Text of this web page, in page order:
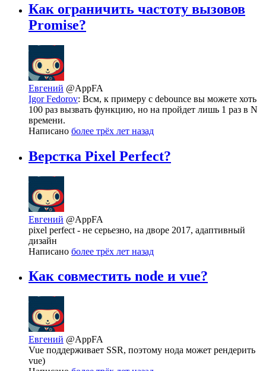
Как ограничить частоту вызовов
Promise?
Евгений @AppFA
Igor Fedorov: Всм, к примеру с debounce вы можете хоть
100 раз вызвать функцию, но на пройдет лишь 1 раз в N
времени.
Написано более трёх лет назад
Верстка Pixel Perfect?
Евгений @AppFA
pixel perfect - не серьезно, на дворе 2017, адаптивный
дизайн
Написано более трёх лет назад
Как совместить node и vue?
Евгений @AppFA
Vue поддерживает SSR, поэтому нода может рендерить
vue)